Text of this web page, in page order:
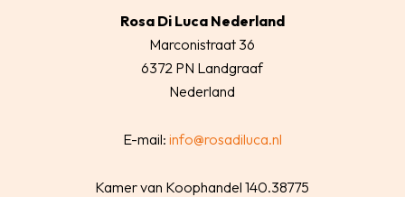
Rosa Di Luca Nederland
Marconistraat 36
6372 PN Landgraaf
Nederland
E-mail: info@rosadiluca.nl
Kamer van Koophandel 140.38775